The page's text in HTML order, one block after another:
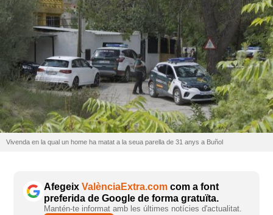
Vivenda en la qual un home ha matat a la seua parella de 31 anys a Buñol
Afegeix ValènciaExtra.com com a font
preferida de Google de forma gratuïta.
Mantén-te informat amb les últimes notícies d'actualitat.